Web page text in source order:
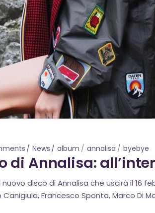
News album annalisa byebye
di Annalisa:
nuovo disco di Annalisa che uscirà il 16
Francesco Sponta, Marco Di